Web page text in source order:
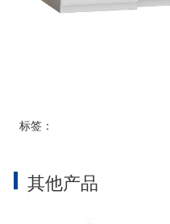
标签：
其他产品